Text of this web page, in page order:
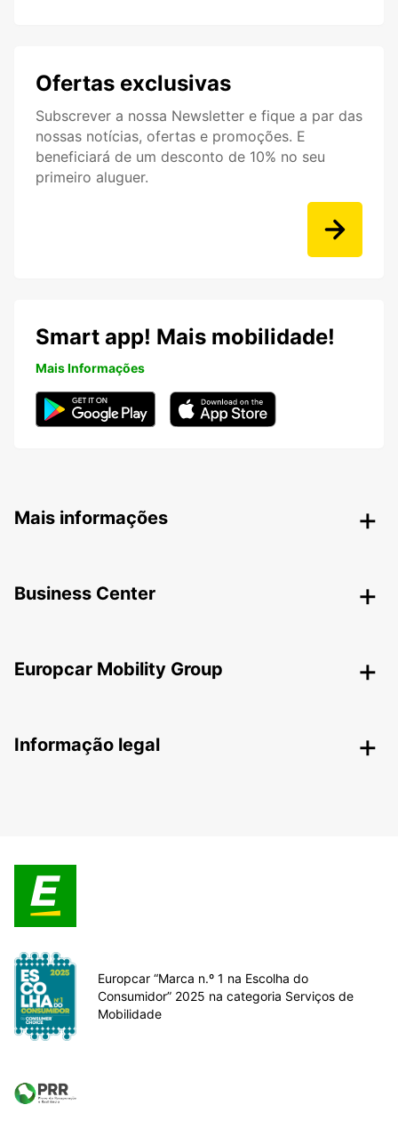
Ofertas exclusivas
Subscrever a nossa Newsletter e fique a par das
nossas notícias, ofertas e promoções. E
beneficiará de um desconto de 10% no seu
primeiro aluguer.
Smart app! Mais mobilidade!
Mais Informações
Mais informações
Business Center
Europcar Mobility Group
Informação legal
Europcar “Marca n.º 1 na Escolha do
Consumidor” 2025 na categoria Serviços de
Mobilidade